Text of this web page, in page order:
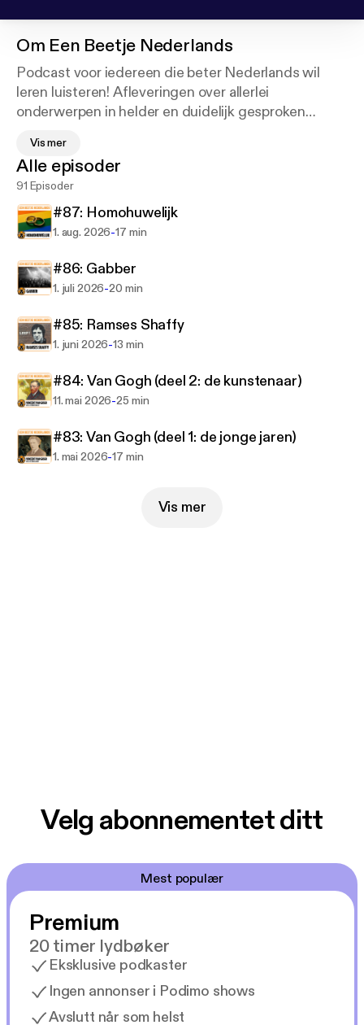
Om Een Beetje Nederlands
Podcast voor iedereen die beter Nederlands wil
leren luisteren! Afleveringen over allerlei
onderwerpen in helder en duidelijk gesproken
om mee te lezen. Leer met deze podcast 'Een
Beetje Nederlands'.
[en] Learn Dutch with the 'Een Beetje Nederlands'
podcast! Episodes in clear and easy Dutch, about a
free transcript to read along with. Learn a little
Dutch with 'Een Beetje Nederlands'!
https://www.eenbeetjenederlands.nl
Vis mer
Alle episoder
91 Episoder
#87: Homohuwelijk
1. aug. 2026-17 min
#86: Gabber
1. juli 2026-20 min
#85: Ramses Shaffy
1. juni 2026-13 min
#84: Van Gogh (deel 2: de kunstenaar)
11. mai 2026-25 min
#83: Van Gogh (deel 1: de jonge jaren)
1. mai 2026-17 min
Vis mer
Velg abonnementet ditt
Mest populær
Premium
20 timer lydbøker
Eksklusive podkaster
Ingen annonser i Podimo shows
Avslutt når som helst